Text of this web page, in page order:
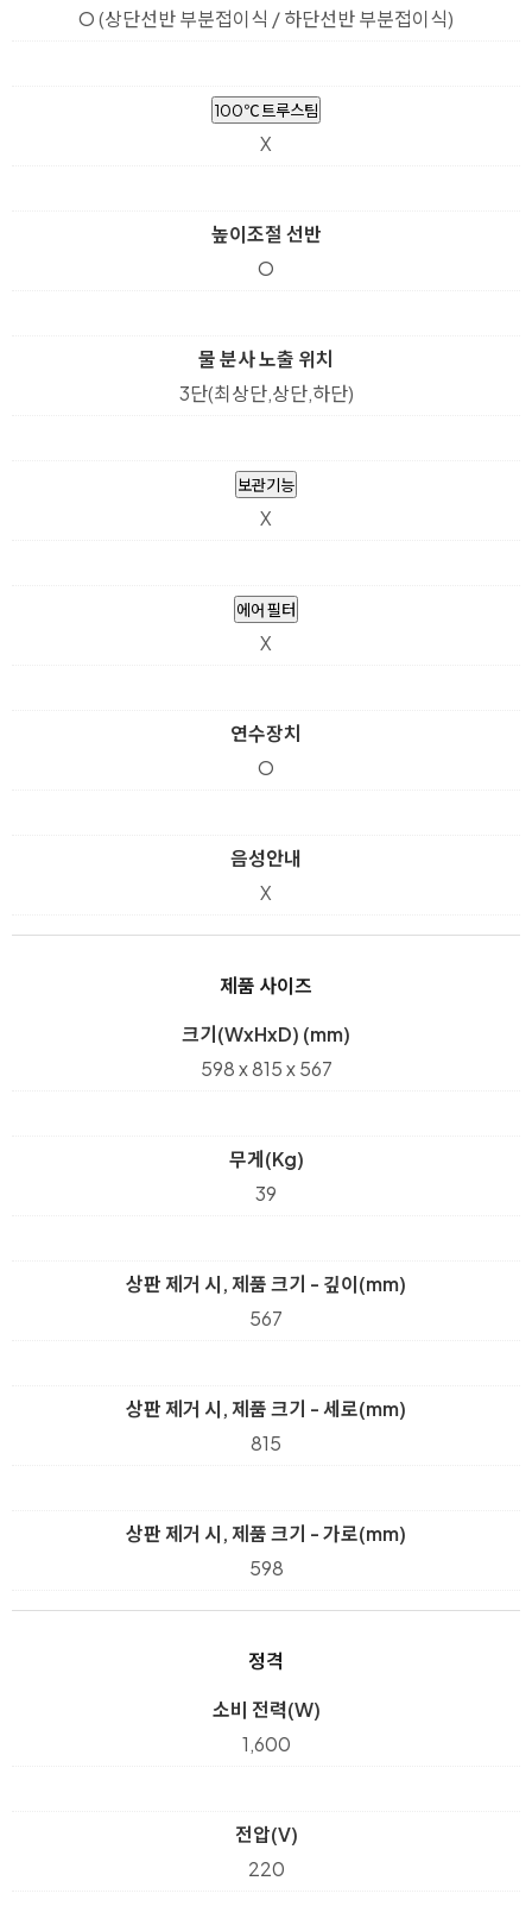
O (상단선반 부분접이식 / 하단선반 부분접이식)
100℃ 트루스팀
X
높이조절 선반
O
물 분사 노출 위치
3단(최상단,상단,하단)
보관기능
X
에어 필터
X
연수장치
O
음성안내
X
제품 사이즈
크기(WxHxD) (mm)
598 x 815 x 567
무게(Kg)
39
상판 제거 시, 제품 크기 - 깊이(mm)
567
상판 제거 시, 제품 크기 - 세로(mm)
815
상판 제거 시, 제품 크기 - 가로(mm)
598
정격
소비 전력(W)
1,600
전압(V)
220